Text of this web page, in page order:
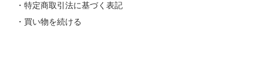
・特定商取引法に基づく表記
・買い物を続ける